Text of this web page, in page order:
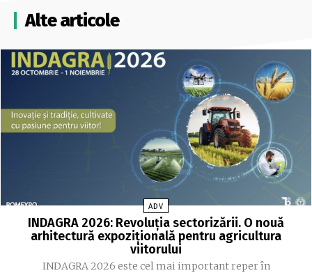
Alte articole
ADV
INDAGRA 2026: Revoluția sectorizării. O nouă
arhitectură expozițională pentru agricultura
viitorului
INDAGRA 2026 este cel mai important reper în